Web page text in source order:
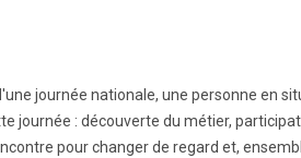
journée nationale, une personne en
journée : découverte du métier,
pour changer de regard et,